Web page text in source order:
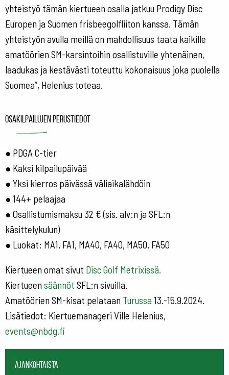
yhteistyö tämän kiertueen osalla jatkuu Prodigy Disc
Europen ja Suomen frisbeegolfliiton kanssa. Tämän
yhteistyön avulla meillä on mahdollisuus taata kaikille
amatöörien SM-karsintoihin osallistuville yhtenäinen,
laadukas ja kestävästi toteuttu kokonaisuus joka puolella
Suomea”, Helenius toteaa.
Osakilpailujen perustiedot
● PDGA C-tier
● Kaksi kilpailupäivää
● Yksi kierros päivässä väliaikalähdöin
● 144+ pelaajaa
● Osallistumismaksu 32 € (sis. alv:n ja SFL:n
käsittelykulun)
● Luokat: MA1, FA1, MA40, FA40, MA50, FA50
Kiertueen omat sivut Disc Golf Metrixissä.
Kiertueen säännöt SFL:n sivuilla.
Amatöörien SM-kisat pelataan Turussa 13.-15.9.2024.
Lisätiedot: Kiertuemanageri Ville Helenius,
events@nbdg.fi
Ajankohtaista